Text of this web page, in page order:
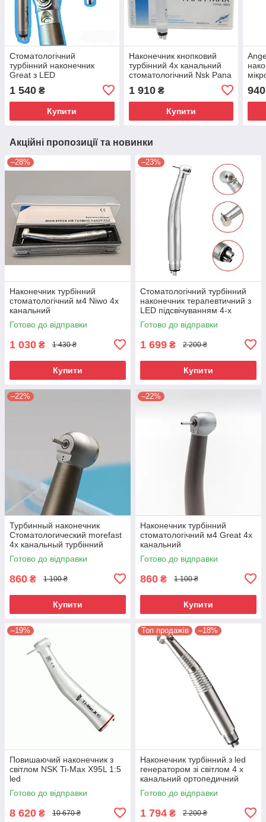
Стоматологічний
турбінний наконечник
Great з LED
канальний + ротор
1 540 ₴
Купити
Наконечник кнопковий
турбінний 4х канальний
стоматологічний Nsk Pana
1 910₴
Купити
940
Акційні пропозиції та новинки
–28%
Наконечник турбінний
стоматологічний м4 Niwo 4х
канальний
Готово до відправки
1 030 ₴ 1 430 ₴
Купити
–23%
Стоматологічний турбінний
наконечник терапевтичний з
LED підсвічуванням 4-х
канальний Great
Готово до відправки
1 699 ₴ 2 200 ₴
Купити
–22%
Турбинный наконечник
Стоматологический morefast
4х канальный турбінний
стоматологічний
Готово до відправки
860 ₴ 1 100 ₴
Купити
–22%
Наконечник турбінний
стоматологічний м4 Great 4х
канальний
Готово до відправки
860 ₴ 1 100 ₴
Купити
–19%
Повишаючий наконечник з
світлом NSK Ti-Max X95L 1:5
led
Готово до відправки
8 620 ₴ 10 670 ₴
Топ продажів –18%
Наконечник турбінний з led
генератором зі світлом 4 х
канальний ортопедичний
Great
Готово до відправки
1 794 ₴ 2 200 ₴